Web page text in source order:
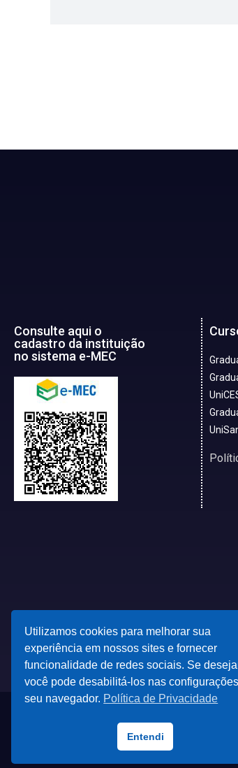
Consulte aqui o
cadastro da instituição
no sistema e-MEC
© 2023 -
Utilizamos cookies para melhorar sua
experiência em nossos sites e fornecer
funcionalidade de redes sociais. Se
você pode desabilitá-los nas
seu navegador. Política de Privacidade
Entendi